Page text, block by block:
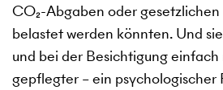
CO₂-Abgaben oder
belastet werden könnten. Und
und bei der Besichtigung
gepflegter – ein psychologischer